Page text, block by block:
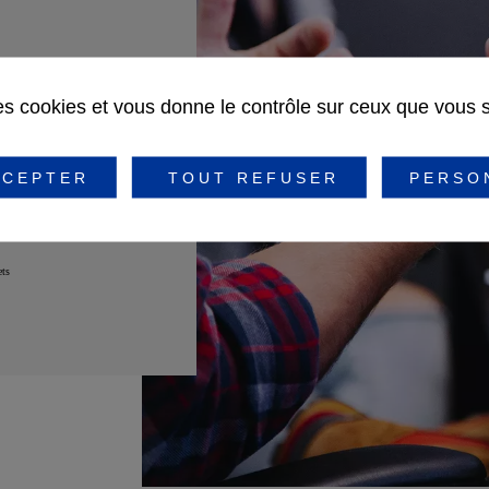
cookies et vous donne le contrôle sur ceux que vous
TOUT REFUSER